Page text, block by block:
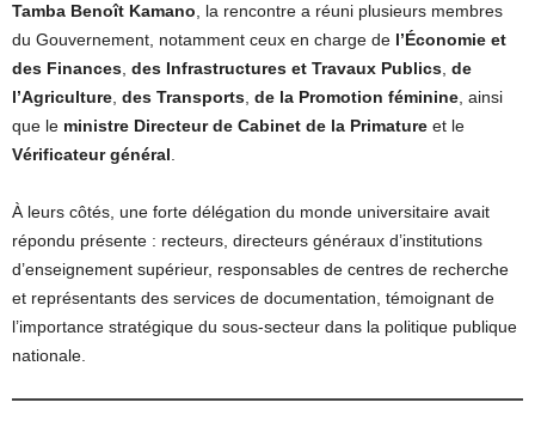
Tamba Benoît Kamano, la rencontre a réuni plusieurs membres
du Gouvernement, notamment ceux en charge de l’Économie et
des Finances, des Infrastructures et Travaux Publics, de
l’Agriculture, des Transports, de la Promotion féminine, ainsi
que le ministre Directeur de Cabinet de la Primature et le
Vérificateur général.
À leurs côtés, une forte délégation du monde universitaire avait
répondu présente : recteurs, directeurs généraux d’institutions
d’enseignement supérieur, responsables de centres de recherche
et représentants des services de documentation, témoignant de
l’importance stratégique du sous-secteur dans la politique publique
nationale.